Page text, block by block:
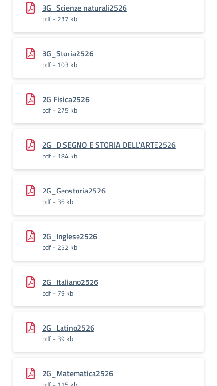
3G_Scienze naturali2526
pdf - 237 kb
3G_Storia2526
pdf - 103 kb
2G Fisica2526
pdf - 275 kb
2G_DISEGNO E STORIA DELL'ARTE2526
pdf - 184 kb
2G_Geostoria2526
pdf - 36 kb
2G_Inglese2526
pdf - 252 kb
2G_Italiano2526
pdf - 79 kb
2G_Latino2526
pdf - 39 kb
2G_Matematica2526